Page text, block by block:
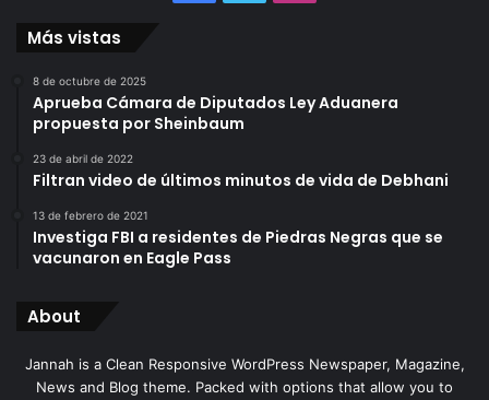
Más vistas
8 de octubre de 2025
Aprueba Cámara de Diputados Ley Aduanera
propuesta por Sheinbaum
23 de abril de 2022
Filtran video de últimos minutos de vida de Debhani
13 de febrero de 2021
Investiga FBI a residentes de Piedras Negras que se
vacunaron en Eagle Pass
About
Jannah is a Clean Responsive WordPress Newspaper, Magazine,
News and Blog theme. Packed with options that allow you to